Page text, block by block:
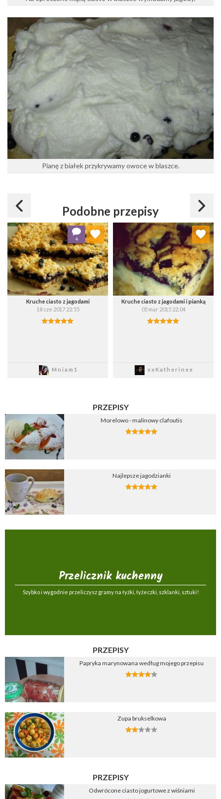
Pianę z białek przykrywamy owoce w blaszce.
Podobne przepisy
Kruche ciasto z jagodami
18 cze 2017 22:55
Mniam1
4
Dodaj do ulubionych
Wybierz listę:
Zapisz
Kruche ciasto z jagodami i pianką
05 mar 2015 22:04
xxKatherinee
Dodaj do ulubionych
Wybierz listę:
PRZEPISY
Morelowo - malinowy clafoutis
Najlepsze jagodzianki
Przelicznik kuchenny
Szybko i wygodnie przeliczysz gramy na łyżki, łyżeczki, szklanki, sztuki!
PRZEPISY
Papryka marynowana według mojego przepisu
Zupa brukselkowa
PRZEPISY
Odwrócone ciasto jogurtowe z wiśniami